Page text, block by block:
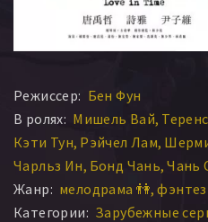
Режиссер: Бен Фун
В ролях: Мишель Вай
Кэти Тун Рэйчел Лам
Чарльз Ин Бонд Чань Чань
Жанр: мелодрама 👫
Категории: Зарубежные